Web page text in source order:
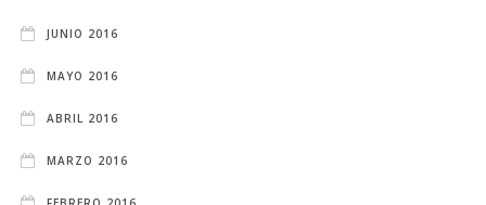
JUNIO 2016
MAYO 2016
ABRIL 2016
MARZO 2016